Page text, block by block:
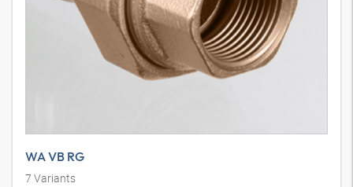
WA VB RG
7 Variants